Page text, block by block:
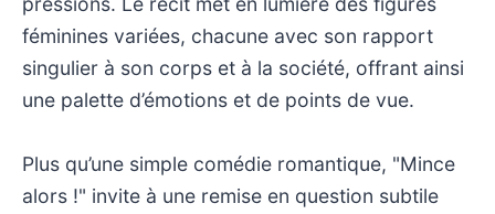
féminines variées, chacune avec son rapport
singulier à son corps et à la société, offrant ainsi
une palette d’émotions et de points de vue.
Plus qu’une simple comédie romantique, "Mince
alors !" invite à une remise en question subtile